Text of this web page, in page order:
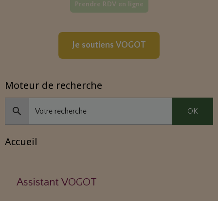
Prendre RDV en ligne
Je soutiens VOGOT
Moteur de recherche
OK
Accueil
Assistant VOGOT